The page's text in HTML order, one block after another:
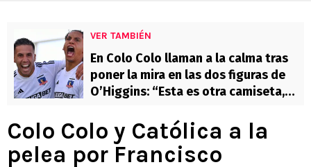
VER TAMBIÉN
En Colo Colo llaman a la calma tras
poner la mira en las dos figuras de
O’Higgins: “Esta es otra camiseta,
Colo Colo y Católica a la
pelea por Francisco